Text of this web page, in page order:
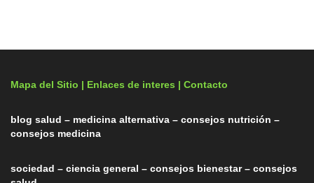
Mapa del Sitio | Enlaces de interes | Contacto
blog salud – medicina alternativa – consejos nutrición –
consejos medicina
sociedad – ciencia general – consejos bienestar – consejos